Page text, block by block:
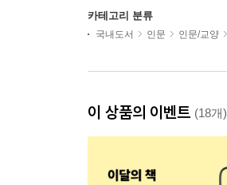
카테고리 분류
국내도서 인문 인문/교양
이 상품의 이벤트 (18개)